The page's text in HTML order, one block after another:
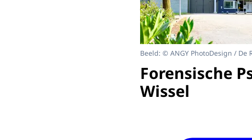
Beeld: © ANGY PhotoDesign / De
Forensische
Wissel